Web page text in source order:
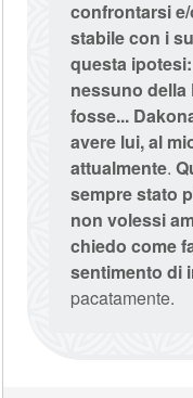
confrontarsi
stabile con i
questa
nessuno della
fosse...
avere lui, al
attualmente.
sempre stato
non volessi
chiedo come
sentimento di
pacatamente.